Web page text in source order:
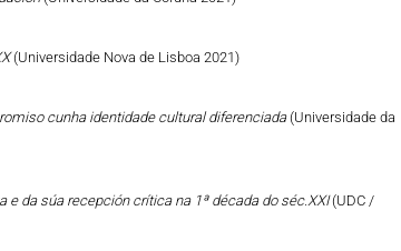
(Universidade Nova de Lisboa 2021)
cunha identidade cultural diferenciada(Universidade da
da súa recepción crítica na 1ª década do séc.XXI(UDC /